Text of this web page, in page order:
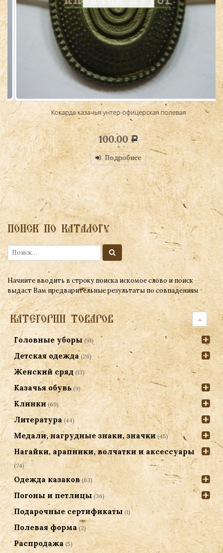
Кокарда казачья унтер-офицерская полевая
100.00Р
Подробнее
ПОИСК ПО КАТАЛОГУ
Начните вводить в строку поиска искомое слово и поиск
выдаст Вам предварительные результаты по совпадениям
КАТЕГОРИИ ТОВАРОВ
Головные уборы (91)
Детская одежда (26)
Женский сряд (13)
Казачья обувь (9)
Клинки (69)
Литература (44)
Медали, нагрудные знаки, значки (45)
Нагайки, арапники, волчатки и аксессуары
(74)
Одежда казаков (63)
Погоны и петлицы (36)
Подарочные сертификаты (1)
Полевая форма (2)
Распродажа (5)